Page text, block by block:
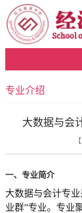
专业介绍
大数据与会
一、 专业简介
大数据与会计专
业群”专业。专业